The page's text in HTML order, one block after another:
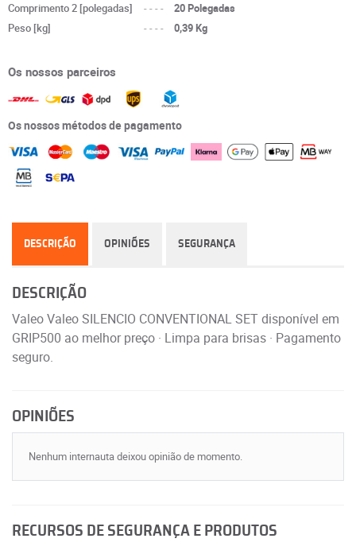
Comprimento 2 [polegadas]
----
20 Polegadas
Peso [kg]
---- 0,39 Kg
Os nossos parceiros
Os nossos métodos de pagamento
DESCRIÇÃO OPINIÕES SEGURANÇA
DESCRIÇÃO
Valeo Valeo SILENCIO CONVENTIONAL SET disponível em
GRIP500 ao melhor preço · Limpa para brisas · Pagamento
seguro.
OPINIÕES
Nenhum internauta deixou opinião de momento.
RECURSOS DE SEGURANÇA E PRODUTOS